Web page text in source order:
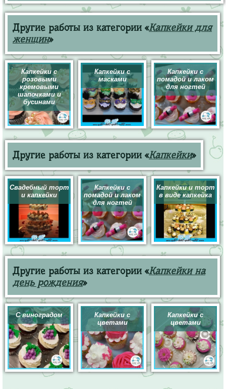
Другие работы из категории «Капкейки для
женщин»
Капкейки с
розовыми
кремовыми
шапочками и
бусинами
Капкейки с
масками
Капкейки с
помадой и лаком
для ногтей
Другие работы из категории «Капкейки»
Свадебный торт
и капкейки
Капкейки с
помадой и лаком
для ногтей
Капкейки и торт
в виде капкейка
Другие работы из категории «Капкейки на
день рождения»
С виноградом
Капкейки с
цветами
Капкейки с
цветами